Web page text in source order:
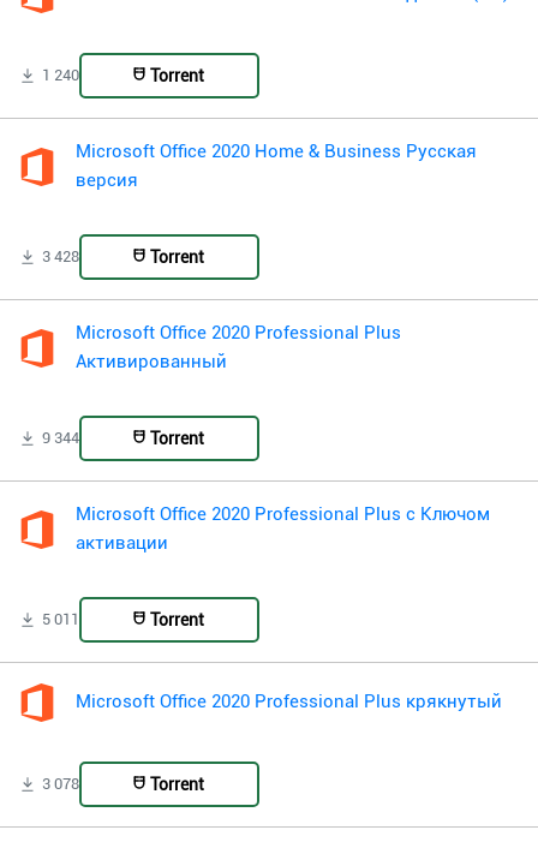
1 240 Torrent
Microsoft Office 2020 Home & Business Русская
версия
3 428 Torrent
Microsoft Office 2020 Professional Plus
Активированный
9 344 Torrent
Microsoft Office 2020 Professional Plus с Ключом
активации
5 011 Torrent
Microsoft Office 2020 Professional Plus крякнутый
3 078 Torrent